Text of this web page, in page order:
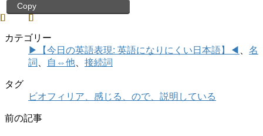
Copy
カテゴリー
▶【今日の英語表現: 英語になりにくい日本語】◀
名
詞
自⇔他 接続詞
タグ
ビオフィリア、感じる、ので、説明している
前の記事